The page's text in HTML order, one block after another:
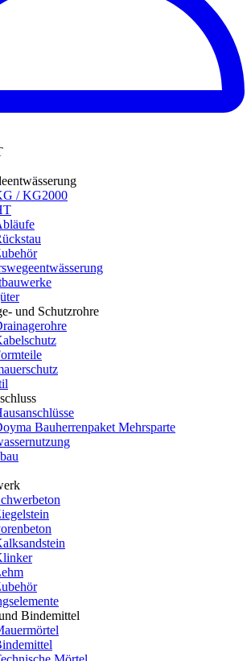
/ KG2000
und Schutzrohre
Bauherrenpaket Mehrsparte
Bindemittel